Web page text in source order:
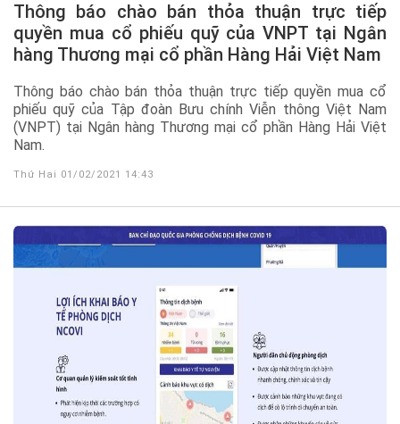
Thông báo chào bán thỏa thuận trực tiếp
quyền mua cổ phiếu quỹ của VNPT tại Ngân
hàng Thương mại cổ phần Hàng Hải Việt Nam
Thông báo chào bán thỏa thuận trực tiếp quyền mua cổ
phiếu quỹ của Tập đoàn Bưu chính Viễn thông Việt Nam
(VNPT) tại Ngân hàng Thương mại cổ phần Hàng Hải Việt
Nam.
Thứ Hai 01/02/2021 14:43